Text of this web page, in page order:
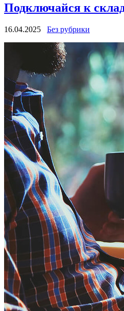
Подключайся к
16.04.2025 Без рубрики